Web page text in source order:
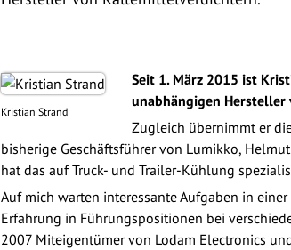
Kristian Strand
Seit 1. März 2015 ist
unabhängigen
Zugleich übernimmt er
bisherige Geschäftsführer von Lumikko,
hat das auf Truck- und Trailer-Kühlung
Auf mich warten interessante Aufgaben in
Erfahrung in Führungspositionen bei
2007 Miteigentümer von Lodam Electronics